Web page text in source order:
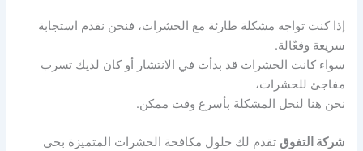
إذا كنت تواجه مشكلة طارئة مع الحشرات، فنحن نقدم استجابة
سريعة وفعّالة.
سواء كانت الحشرات قد بدأت في الانتشار أو كان لديك تسرب
مفاجئ للحشرات،
نحن هنا لنحل المشكلة بأسرع وقت ممكن.
شركة التفوق تقدم لك حلول مكافحة الحشرات المتميزة بحي